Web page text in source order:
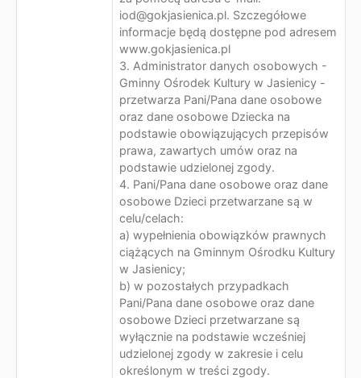
iod@gokjasienica.pl. Szczegółowe
informacje będą dostępne pod adresem
www.gokjasienica.pl
3. Administrator danych osobowych -
Gminny Ośrodek Kultury w Jasienicy -
przetwarza Pani/Pana dane osobowe
oraz dane osobowe Dziecka na
podstawie obowiązujących przepisów
prawa, zawartych umów oraz na
podstawie udzielonej zgody.
4. Pani/Pana dane osobowe oraz dane
osobowe Dzieci przetwarzane są w
celu/celach:
a) wypełnienia obowiązków prawnych
ciążących na Gminnym Ośrodku Kultury
w Jasienicy;
b) w pozostałych przypadkach
Pani/Pana dane osobowe oraz dane
osobowe Dzieci przetwarzane są
wyłącznie na podstawie wcześniej
udzielonej zgody w zakresie i celu
określonym w treści zgody.